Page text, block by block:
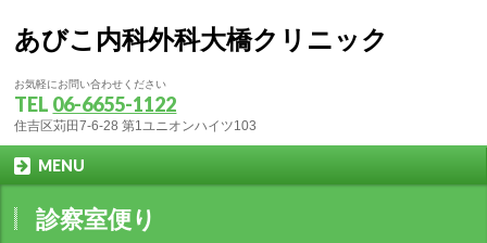
あびこ内科外科大橋クリニック
お気軽にお問い合わせください
TEL 06-6655-1122
住吉区苅田7-6-28 第1ユニオンハイツ103
MENU
診察室便り